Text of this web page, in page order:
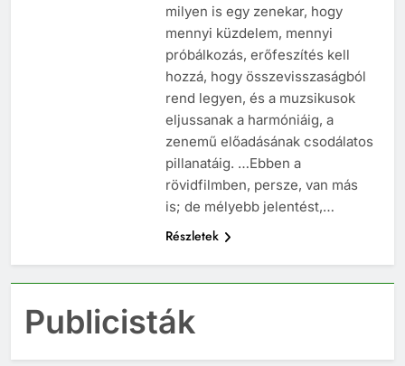
milyen is egy zenekar, hogy
mennyi küzdelem, mennyi
próbálkozás, erőfeszítés kell
hozzá, hogy összevisszaságból
rend legyen, és a muzsikusok
eljussanak a harmóniáig, a
zenemű előadásának csodálatos
pillanatáig. …Ebben a
rövidfilmben, persze, van más
is; de mélyebb jelentést,…
Részletek
Publicisták